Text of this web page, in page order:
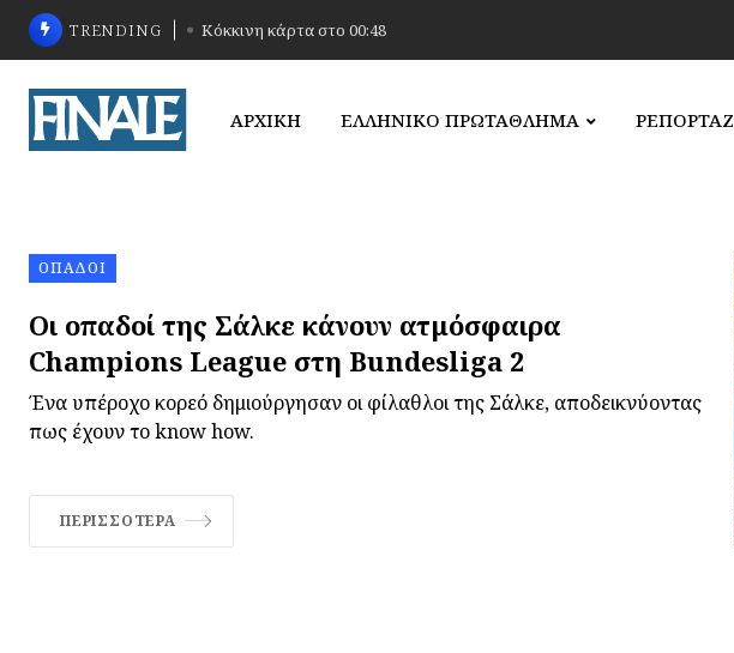
TRENDING Κόκκινη κάρτα στο 00:48
ΑΡΧΙΚΗ ΕΛΛΗΝΙΚΟ ΠΡΩΤΑΘΛΗΜΑ ΡΕΠΟΡΤΑΖ
ΟΠΑΔΟΊ
Οι οπαδοί της Σάλκε κάνουν ατμόσφαιρα
Champions League στη Bundesliga 2
Ένα υπέροχο κορεό δημιούργησαν οι φίλαθλοι της Σάλκε, αποδεικνύοντας
πως έχουν το know how.
ΠΕΡΙΣΣΌΤΕΡΑ